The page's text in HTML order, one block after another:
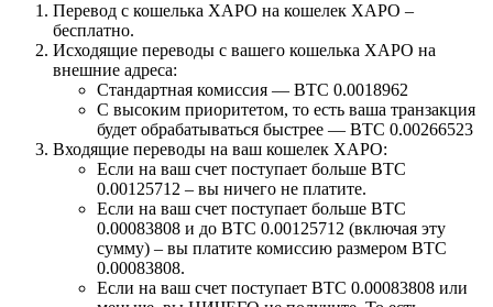
Перевод с кошелька XAPO на кошелек XAPO –
бесплатно.
Исходящие переводы с вашего кошелька XAPO на
внешние адреса:
Стандартная комиссия — BTC 0.0018962
С высоким приоритетом, то есть ваша транзакция
будет обрабатываться быстрее — BTC 0.00266523
Входящие переводы на ваш кошелек XAPO:
Если на ваш счет поступает больше BTC
0.00125712 – вы ничего не платите.
Если на ваш счет поступает больше BTC
0.00083808 и до BTC 0.00125712 (включая эту
сумму) – вы платите комиссию размером BTC
0.00083808.
Если на ваш счет поступает BTC 0.00083808 или